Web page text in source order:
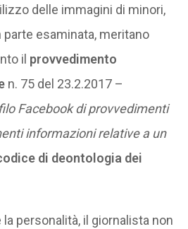
delle immagini di minori,
parte esaminata, meritano
il provvedimento
n. 75 del 23.2.2017 –
Facebook di provvedimenti
informazioni relative a un
di deontologia dei
personalità, il giornalista non